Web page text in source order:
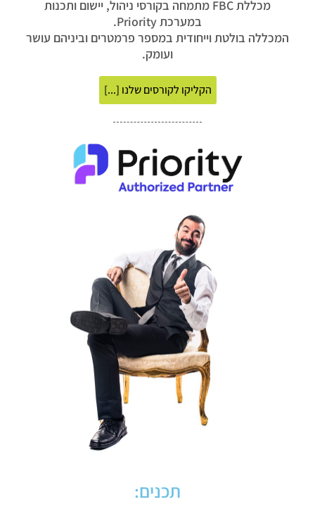
מכללת FBC מתמחה בקורסי ניהול, יישום ותכנות
במערכת Priority.
המכללה בולטת וייחודית במספר פרמטרים וביניהם עושר
ועומק.
הקליקו לקורסים שלנו [...]
תכנים: